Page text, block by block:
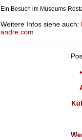
Ein Besuch im Museums-
Weitere Infos siehe auch:
andre.com